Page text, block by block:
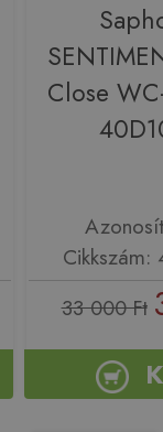
Close
33 000 Ft